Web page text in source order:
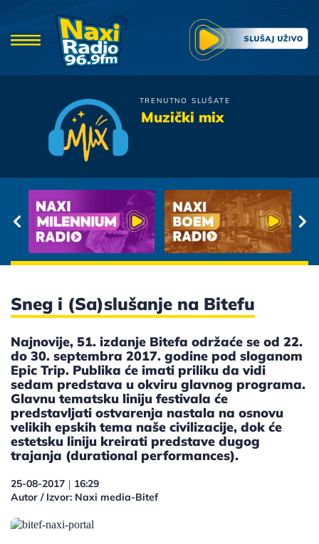
TRENUTNO SLUŠATE
Muzički mixDejan Cukic
Sneg i (Sa)slušanje na Bitefu
Najnovije, 51. izdanje Bitefa održaće se od 22.
do 30. septembra 2017. godine pod sloganom
Epic Trip. Publika će imati priliku da vidi
sedam predstava u okviru glavnog programa.
Glavnu tematsku liniju festivala će
predstavljati ostvarenja nastala na osnovu
velikih epskih tema naše civilizacije, dok će
estetsku liniju kreirati predstave dugog
trajanja (durational performances).
25-08-2017 | 16:29
Autor / Izvor: Naxi media-Bitef